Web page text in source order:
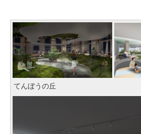
てんぼうの丘